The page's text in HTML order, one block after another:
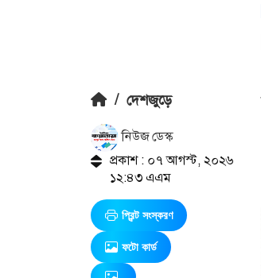
/ দেশজুড়ে
নিউজ ডেস্ক
প্রকাশ : ০৭ আগস্ট, ২০২৬
১২:৪৩ এএম
প্রিন্ট সংস্করণ
ফটো কার্ড